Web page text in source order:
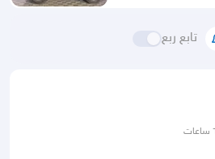
تابع ربع